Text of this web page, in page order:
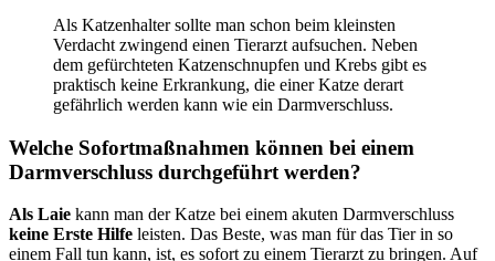
Als Katzenhalter sollte man schon beim kleinsten
Verdacht zwingend einen Tierarzt aufsuchen. Neben
dem gefürchteten Katzenschnupfen und Krebs gibt es
praktisch keine Erkrankung, die einer Katze derart
gefährlich werden kann wie ein Darmverschluss.
Welche Sofortmaßnahmen können bei einem
Darmverschluss durchgeführt werden?
Als Laie kann man der Katze bei einem akuten Darmverschluss
keine Erste Hilfe leisten. Das Beste, was man für das Tier in so
einem Fall tun kann, ist, es sofort zu einem Tierarzt zu bringen. Auf